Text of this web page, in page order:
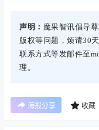
声明： 魔果智讯倡导
版权等问题，烦请30
联系方式等发邮件至
理。
海报分享 收藏